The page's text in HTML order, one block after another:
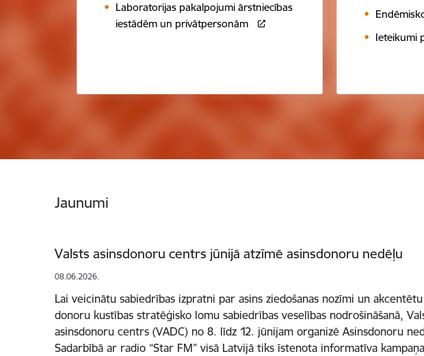
Laboratorijas pakalpojumi ārstniecības
iestādēm un privātpersonām
Ieteikumi
Jaunumi
Valsts asinsdonoru centrs jūnijā atzīmē asinsdonoru nedēļu
08.06.2026.
Lai veicinātu sabiedrības izpratni par asins ziedošanas nozīmi un akcentētu
donoru kustības stratēģisko lomu sabiedrības veselības nodrošināšanā,
asinsdonoru centrs (VADC) no 8. līdz 12. jūnijam organizē Asinsdonoru
Sadarbībā ar radio “Star FM” visā Latvijā tiks īstenota informatīva